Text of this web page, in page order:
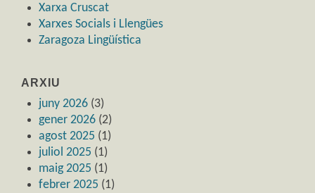
Xarxa Cruscat
Xarxes Socials i Llengües
Zaragoza Lingüística
ARXIU
juny 2026 (3)
gener 2026 (2)
agost 2025 (1)
juliol 2025 (1)
maig 2025 (1)
febrer 2025 (1)